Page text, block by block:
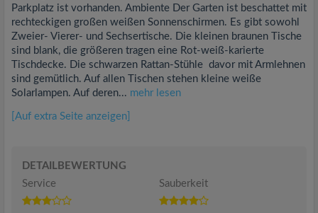
Parkplatz ist vorhanden. Ambiente Der Garten ist beschattet mit
rechteckigen großen weißen Sonnenschirmen. Es gibt sowohl
Zweier- Vierer- und Sechsertische. Die kleinen braunen Tische
sind blank, die größeren tragen eine Rot-weiß-karierte
Tischdecke. Die schwarzen Rattan-Stühle davor mit Armlehnen
sind gemütlich. Auf allen Tischen stehen kleine weiße
Solarlampen. Auf deren... mehr lesen
[Auf extra Seite anzeigen]
DETAILBEWERTUNG
Service
Sauberkeit